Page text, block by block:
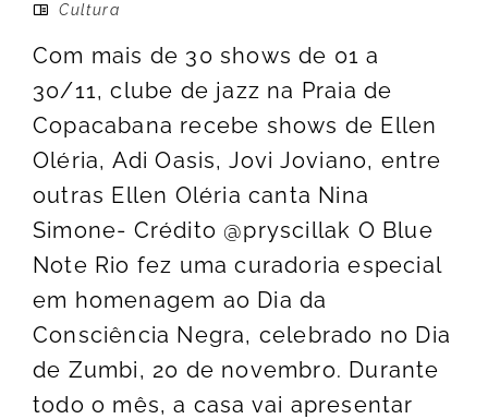
Cultura
Com mais de 30 shows de 01 a
30/11, clube de jazz na Praia de
Copacabana recebe shows de Ellen
Oléria, Adi Oasis, Jovi Joviano, entre
outras Ellen Oléria canta Nina
Simone- Crédito @pryscillak O Blue
Note Rio fez uma curadoria especial
em homenagem ao Dia da
Consciência Negra, celebrado no Dia
de Zumbi, 20 de novembro. Durante
todo o mês, a casa vai apresentar